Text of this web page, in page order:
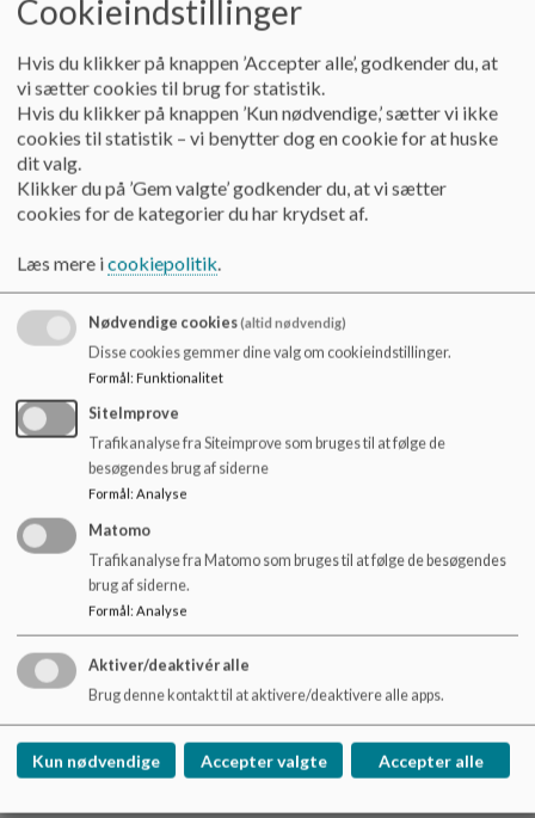
fælles. Der blev drøftet, hvordan man kan rekrutere til
skolebestyrelserne. Dybbøl skolen havde en god ide til at
invitere k-forældrene.
Nyt fra udvalg
Punkter :
17.20 – 19.15 (inklusiv spisepause)
Revidering af principper
Punktet udsættes til næste møde, da det ikke var de
nyeste principper, der var sendt ud.
Bemærkninger:
Proces: Fælles drøftelse
Beslutning:
Cookieindstillinger
Hvis du klikker på knappen ’Accepter alle’, godkender du, at
vi sætter cookies til brug for statistik.
Hvis du klikker på knappen ’Kun nødvendige,’ sætter vi ikke
cookies til statistik – vi benytter dog en cookie for at huske
dit valg.
Klikker du på ’Gem valgte’ godkender du, at vi sætter
cookies for de kategorier du har krydset af.
Læs mere icookiepolitik.
Nødvendige cookies(altid nødvendig)
Disse cookies gemmer dine valg om cookieindstillinger.
Formål: Funktionalitet
SiteImprove
Trafikanalyse fra Siteimprove som bruges til at følge de
besøgendes brug af siderne
Formål : Analyse
Matomo
Trafikanalyse fra Matomo som bruges til at følge de besøgendes
brug af siderne.
Formål: Analyse
Aktiver/deaktivér alle
Brug denne kontakt til at aktivere/deaktivere alle apps.
Kun nødvendige Accepter valgte Accepter alle